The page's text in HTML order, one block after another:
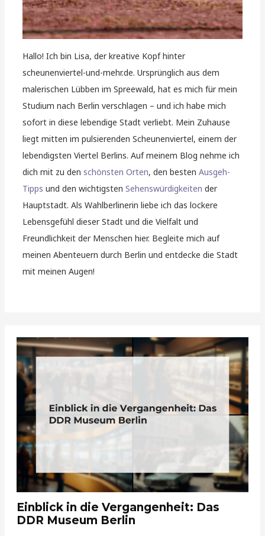
Hallo! Ich bin Lisa, der kreative Kopf hinter
scheunenviertel-und-mehr.de. Ursprünglich aus dem
malerischen Lübben im Spreewald, hat es mich für mein
Studium nach Berlin verschlagen – und ich habe mich
sofort in diese lebendige Stadt verliebt. Mein Zuhause
liegt mitten im pulsierenden Scheunenviertel, einem der
lebendigsten Viertel Berlins. Auf meinem Blog nehme ich
dich mit zu denschönsten Orten, den bestenAusgeh-
Tipps und den wichtigstenSehenswürdigkeiten der
Hauptstadt. Als Wahlberlinerin liebe ich das lockere
Lebensgefühl dieser Stadt und die Vielfalt und
Freundlichkeit der Menschen hier. Begleite mich auf
meinen Abenteuern durch Berlin und entdecke die Stadt
mit meinen Augen!
Einblick in die Vergangenheit: Das
DDR Museum Berlin